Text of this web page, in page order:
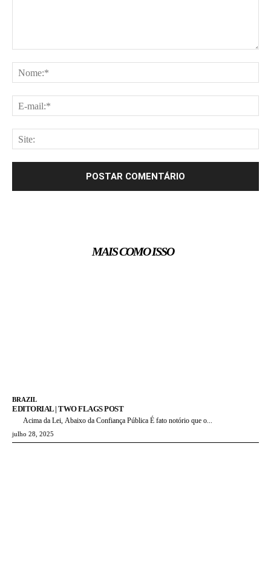
MAIS COMO ISSO
BRAZIL
EDITORIAL | TWO FLAGS POST
Acima da Lei, Abaixo da Confiança Pública É fato notório que o...
julho 28, 2025